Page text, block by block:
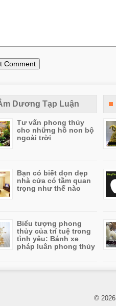
Dương Tạp Luận
Tư vấn phong thủy
cho những hồ non bộ
ngoài trời
Bạn có biết dọn dẹp
nhà cửa có tầm quan
trọng như thế nào
Biểu tượng phong
thủy của trí tuệ trong
tình yêu: Bánh xe
pháp luân phong thủy
© 2026